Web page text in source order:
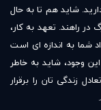
شاید هم تا به حال
راهند. تعهد به کار،
شما به اندازه ای است
وجود، شاید به خاطر
زندگی تان را برقرار